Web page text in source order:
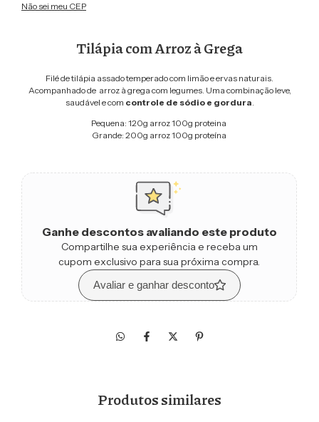
Não sei meu CEP
Tilápia com Arroz à Grega
Filé de tilápia assado temperado com limão e ervas naturais.
Acompanhado de arroz à grega com legumes. Uma combinação leve,
saudável e com controle de sódio e gordura
Pequena: 120g arroz 100g proteina
Grande: 200g arroz 100g proteína
Ganhe descontos avaliando este produto
Compartilhe sua experiência e receba um
cupom exclusivo para sua próxima compra.
Avaliar e ganhar desconto
Produtos similares